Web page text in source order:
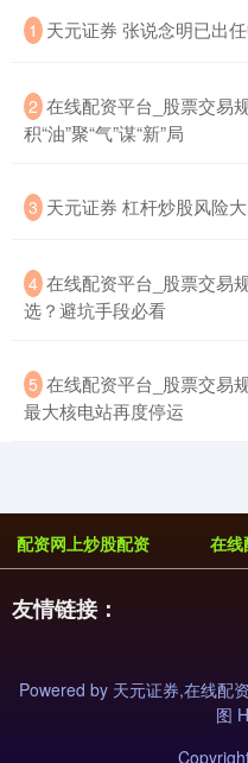
1 天元证券 张说念明已出
2 在线配资平台_股票交易
积“油”聚“气”谋“新”局
3 天元证券 杠杆炒股风险
4 在线配资平台_股票交易
选？避坑手段必看
5 在线配资平台_股票交易
最大核电站再度停运
配资网上炒股配资 在线
友情链接：
Powered by 天元证券,在线配
图